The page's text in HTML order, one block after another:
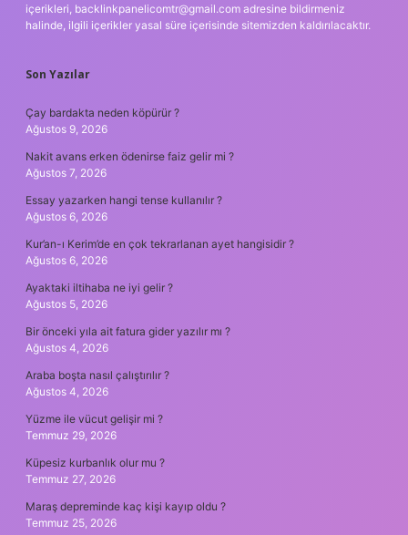
içerikleri, backlinkpanelicomtr@gmail.com adresine bildirmeniz
halinde, ilgili içerikler yasal süre içerisinde sitemizden kaldırılacaktır.
Son Yazılar
Çay bardakta neden köpürür ?
Ağustos 9, 2026
Nakit avans erken ödenirse faiz gelir mi ?
Ağustos 7, 2026
Essay yazarken hangi tense kullanılır ?
Ağustos 6, 2026
Kur’an-ı Kerim’de en çok tekrarlanan ayet hangisidir ?
Ağustos 6, 2026
Ayaktaki iltihaba ne iyi gelir ?
Ağustos 5, 2026
Bir önceki yıla ait fatura gider yazılır mı ?
Ağustos 4, 2026
Araba boşta nasıl çalıştırılır ?
Ağustos 4, 2026
Yüzme ile vücut gelişir mi ?
Temmuz 29, 2026
Küpesiz kurbanlık olur mu ?
Temmuz 27, 2026
Maraş depreminde kaç kişi kayıp oldu ?
Temmuz 25, 2026